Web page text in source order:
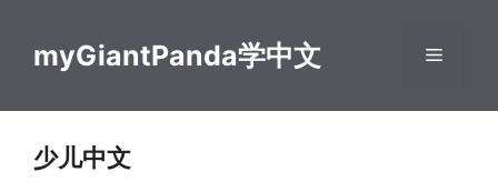
contentmyGiantPanda学中文 Menu
少儿中文